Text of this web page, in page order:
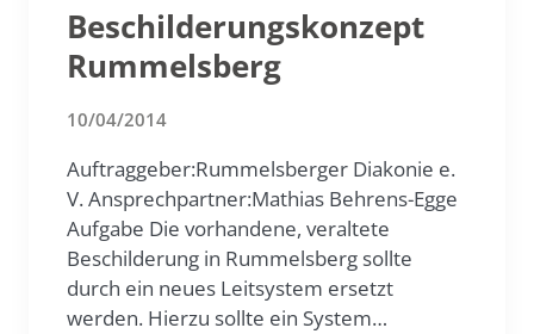
Beschilderungskonzept
Rummelsberg
10/04/2014
Auftraggeber:Rummelsberger Diakonie e.
V. Ansprechpartner:Mathias Behrens-Egge
Aufgabe Die vorhandene, veraltete
Beschilderung in Rummelsberg sollte
durch ein neues Leitsystem ersetzt
werden. Hierzu sollte ein System…